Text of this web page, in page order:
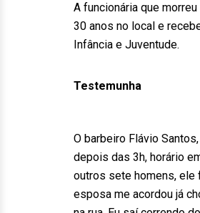
A funcionária que
30 anos no local e
Infância e Juventude.
Testemunha
O barbeiro Flávio
depois das 3h, horário
outros sete homens, ele
esposa me acordou já